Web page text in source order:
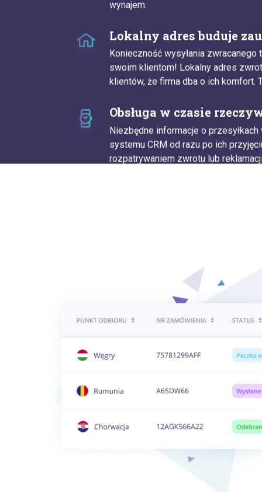
wynajem.
Lokalny adres buduje
Konieczność wysyłania
swoim klientom! Lokalny adres
klientów, że firma dba o ich komfort.
Obsługa w czasie
Niezbędne informacje o
systemu CRM od razu po ich
rozpatrywaniem zwrotu lub